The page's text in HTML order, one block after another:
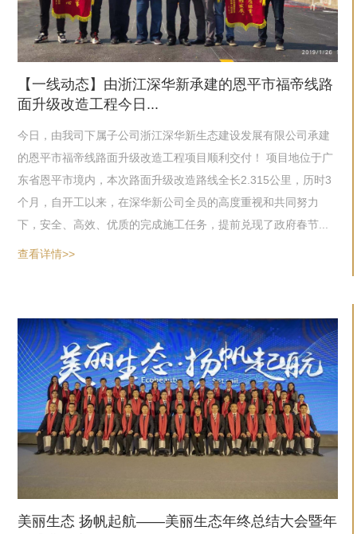
【一线动态】由浙江深华新承建的恩平市福帝线路
面升级改造工程今日...
今日，由我司下属子公司浙江深华新生态建设发展有限公司承建
的恩平市福帝线路面升级改造工程项目顺利交付！ 项目地位于广
东省恩平市境内，本次路面升级改造路线全长2.315公里，历时3
个月，自开工以来，在深华新公司全员的高度重视和共同努力
下，安全、高效、优质的完成施工任务，提前兑现了政府春节...
查看详情>>
美丽生态 扬帆起航——美丽生态年终总结大会暨年